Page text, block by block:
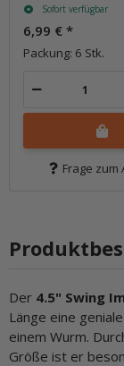
Sofort verfügbar
6,99 € *
Packung: 6 Stk.
Frage zum
Der 4.5" Swing
Länge eine
einem Wurm.
Größe ist er